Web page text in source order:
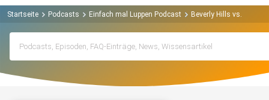
Startseite Podcasts Einfach mal Luppen Podcast Beverly Hills vs.